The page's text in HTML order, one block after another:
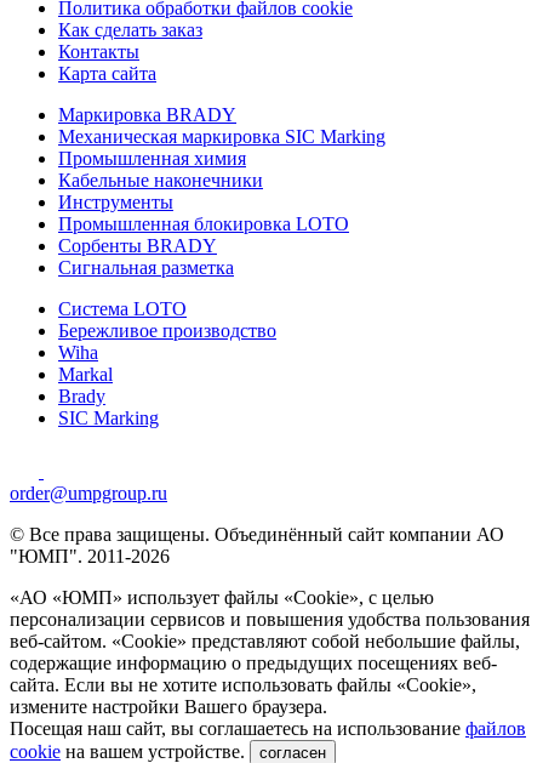
Политика обработки файлов cookie
Как сделать заказ
Контакты
Карта сайта
Маркировка BRADY
Механическая маркировка SIC Marking
Промышленная химия
Кабельные наконечники
Инструменты
Промышленная блокировка LOTO
Сорбенты BRADY
Сигнальная разметка
Система LOTO
Бережливое производство
Wiha
Markal
Brady
SIC Marking
order@umpgroup.ru
© Все права защищены. Объединённый сайт компании АО
"ЮМП". 2011-2026
«АО «ЮМП» использует файлы «Сookie», с целью
персонализации сервисов и повышения удобства пользования
веб-сайтом. «Cookie» представляют собой небольшие файлы,
содержащие информацию о предыдущих посещениях веб-
сайта. Если вы не хотите использовать файлы «Сookie»,
измените настройки Вашего браузера.
Посещая наш сайт, вы соглашаетесь на использование файлов
cookie на вашем устройстве. согласен